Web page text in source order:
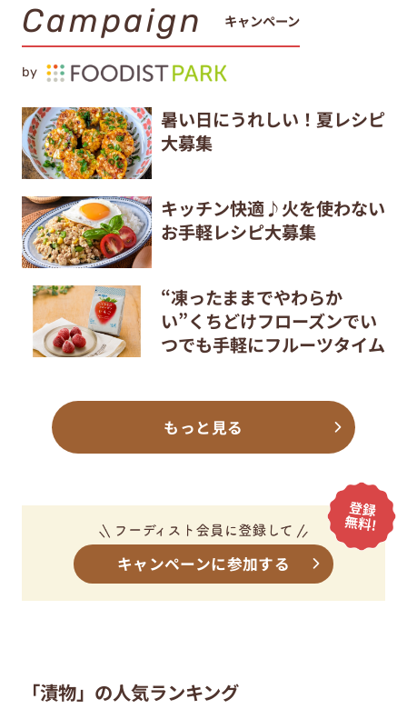
Campaign キャンペーン
by
暑い日にうれしい！夏レシピ
大募集
キッチン快適♪火を使わない
お手軽レシピ大募集
“凍ったままでやわらか
い”くちどけフローズンでい
つでも手軽にフルーツタイム
もっと見る
キャンペーンに参加する
「漬物」の人気ランキング